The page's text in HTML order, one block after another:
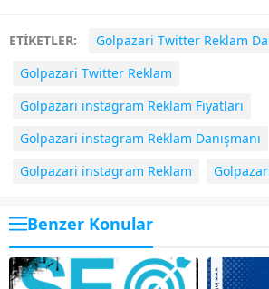
ETİKETLER:
Golpazari Twitter Reklam
Golpazari Twitter Reklam
Golpazari instagram Reklam Fiyatları
Golpazari instagram Reklam Danışmanı
Golpazari instagram Reklam
Benzer Konular